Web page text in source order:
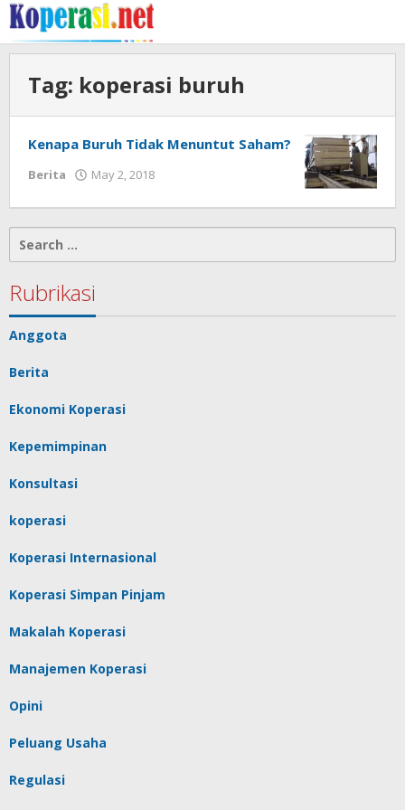
Skip
to
content
Tag: koperasi buruh
Kenapa Buruh Tidak Menuntut Saham?
Berita May 2, 2018
for:
Rubrikasi
Anggota
Berita
Ekonomi Koperasi
Kepemimpinan
Konsultasi
koperasi
Koperasi Internasional
Koperasi Simpan Pinjam
Makalah Koperasi
Manajemen Koperasi
Opini
Peluang Usaha
Regulasi